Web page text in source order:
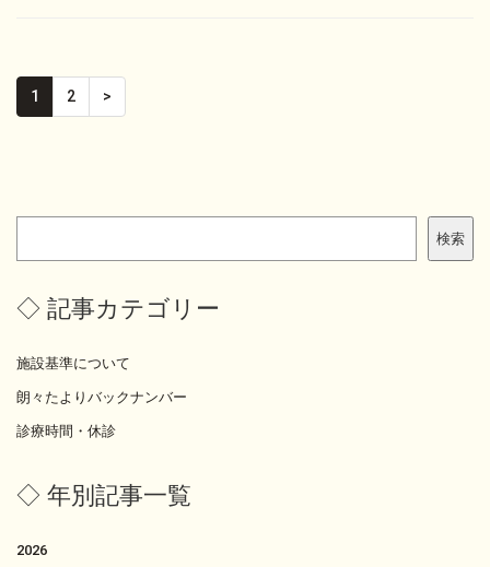
1 2 >
検索
◇ 記事カテゴリー
施設基準について
朗々たよりバックナンバー
診療時間・休診
◇ 年別記事一覧
2026